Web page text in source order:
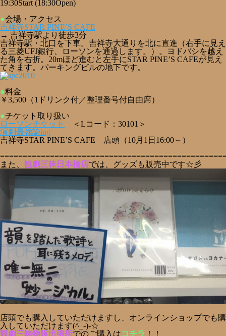
19:30Start (18:30Open)
●会場・アクセス
吉祥寺STAR PINE’S CAFE
→ 吉祥寺駅より徒歩3分
吉祥寺駅・北口を下車。吉祥寺大通りを北に直進（右手に見え
る三菱UFJ銀行、ローソンを通過します。）。ヨドバシを越え
た角を右折。20mほど進むと左手にSTAR PINE’S CAFEが見え
てきます。パーキングビルの地下です。
●料金
￥3,500（1ドリンク付／整理番号付自由席）
●チケット取り扱い
ローソンチケット
＜Lコード：30101＞
演劇最強論ing
吉祥寺STAR PINE’S CAFE 店頭（10月1日16:00～）
また、 観劇三昧日本橋店では、グッズも販売中です☆彡
店頭でも購入していただけますし、オンラインショップでも購
入していただけます(^_-)-☆
観劇三昧物販出張所でのご購入はコチラ ！！